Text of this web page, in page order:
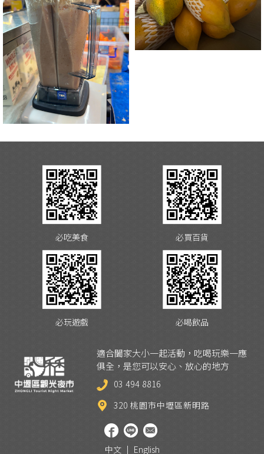
必吃美食 必買百貨
必玩遊戲 必喝飲品
適合闔家大小一起活動，吃喝玩樂一應
俱全，是您可以安心、放心的地方
03 494 8816
320 桃園市中壢區新明路
中文| English